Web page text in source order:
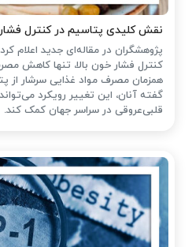
نقش کلیدی پتاسیم در کنترل
پژوهشگران در مقاله‌ای جدید اعلام
کنترل فشار خون بالا، تنها کاهش
همزمان مصرف مواد غذایی سرشار از
گفته آنان، این تغییر رویکرد
قلبی‌عروقی در سراسر جهان کمک کند.